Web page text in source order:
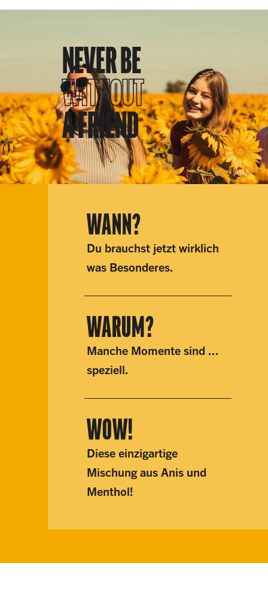
NEVER BE
WITHOUT
A FRIEND
WANN?
Du brauchst jetzt wirklich
was Besonderes.
WA​RUM?
Manche Momente sind ...
speziell.
WOW!
Diese einzigartige
Mischung aus Anis und
Menthol!